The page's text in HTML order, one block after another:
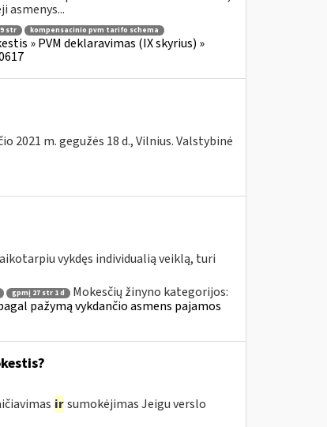
asmenys...
str
kompensacinio pvm tarifo schema
» PVM deklaravimas (IX skyrius) »
2021 m. gegužės 18 d., Vilnius. Valstybinė
vykdęs individualią veiklą, turi
gpmį 27 str 1 d
Mokesčių žinyno kategorijos:
pažymą vykdančio asmens pajamos
ir sumokėjimas Jeigu verslo